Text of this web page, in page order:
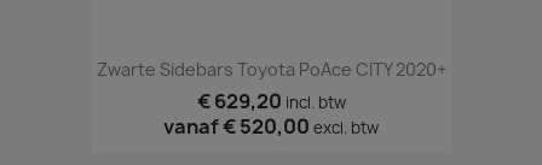
Zwarte Sidebars Toyota PoAce CITY 2020+
€ 629,20 incl. btw
vanaf€ 520,00 excl. btw